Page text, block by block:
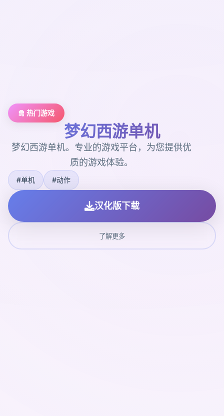
🛅 热门游戏
梦幻西游单机
梦幻西游单机。专业的游戏平台，为您提供优
质的游戏体验。
#单机 #动作
汉化版下载
了解更多